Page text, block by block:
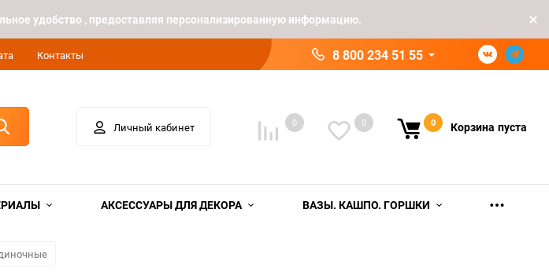
удобство , предоставляя персонализированную информацию.
Контакты 8 800 234 51 55
Личный кабинет 0 0 0 Корзина пуста
АКСЕССУАРЫ ДЛЯ ДЕКОРА ВАЗЫ. КАШПО. ГОРШКИ